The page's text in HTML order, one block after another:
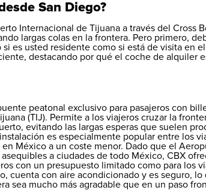
San Diego?
Internacional de Tijuana a través del Cross
largas colas en la frontera. Pero primero,
si es usted residente como si está de visita en
destacando por qué el coche de alquiler
peatonal exclusivo para pasajeros con
(TIJ). Permite a los viajeros cruzar la
evitando las largas esperas que suelen
es especialmente popular entre los
México a un coste menor. Dado que el
a ciudades de todo México, CBX
con un presupuesto limitado como para los
cuenta con aire acondicionado y es seguro, lo
sea mucho más agradable que en un paso